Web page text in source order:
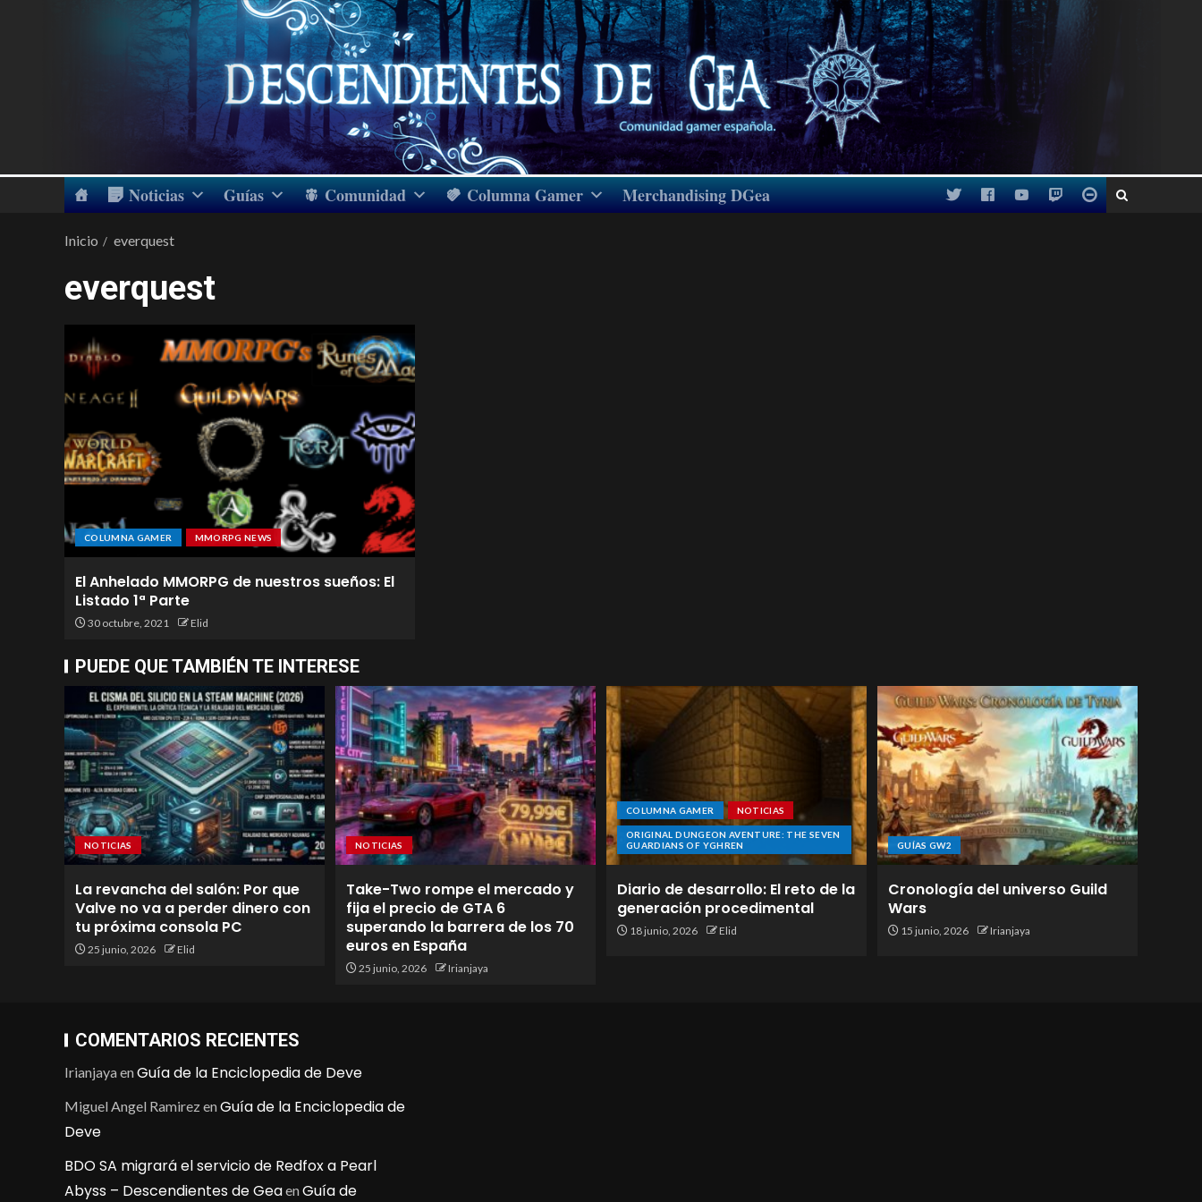
Noticias Guías Comunidad Columna Gamer Merchandising DGea
Inicio everquest
everquest
COLUMNA GAMER MMORPG NEWS
El Anhelado MMORPG de nuestros sueños: El
Listado 1ª Parte
30 octubre, 2021 Elid
PUEDE QUE TAMBIÉN TE INTERESE
NOTICIAS
La revancha del salón: Por que
Valve no va a perder dinero con
tu próxima consola PC
25 junio, 2026 Elid
NOTICIAS
Take-Two rompe el mercado y
fija el precio de GTA 6
superando la barrera de los 70
euros en España
25 junio, 2026 Irianjaya
COLUMNA GAMER NOTICIAS
ORIGINAL DUNGEON AVENTURE: THE SEVEN
GUARDIANS OF YGHREN
Diario de desarrollo: El reto de la
generación procedimental
18 junio, 2026 Elid
GUÍAS GW2
Cronología del universo Guild
Wars
15 junio, 2026 Irianjaya
COMENTARIOS RECIENTES
IrianjayaenGuía de la Enciclopedia de Deve
Miguel Angel RamirezenGuía de la Enciclopedia de
Deve
BDO SA migrará el servicio de Redfox a Pearl
Abyss – Descendientes de GeaenGuía de